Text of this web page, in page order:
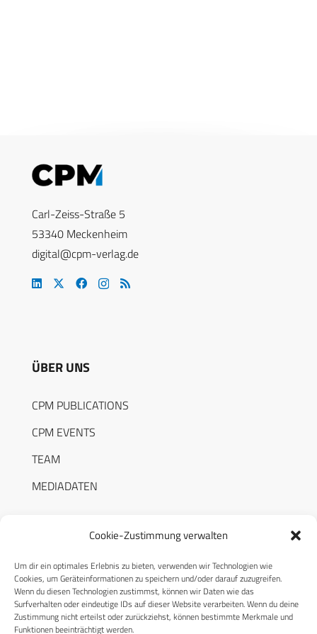
Cookie-Zustimmung verwalten
Um dir ein optimales Erlebnis zu bieten, verwenden wir Technologien wie
Cookies, um Geräteinformationen zu speichern und/oder darauf zuzugreifen.
Wenn du diesen Technologien zustimmst, können wir Daten wie das
Surfverhalten oder eindeutige IDs auf dieser Website verarbeiten. Wenn du deine
Zustimmung nicht erteilst oder zurückziehst, können bestimmte Merkmale und
Funktionen beeinträchtigt werden.
Carl-Zeiss-Straße 5
53340 Meckenheim
digital@cpm-verlag.de
ÜBER UNS
CPM PUBLICATIONS
CPM EVENTS
TEAM
MEDIADATEN
RECHTLICHES
Datenschutzerklärung